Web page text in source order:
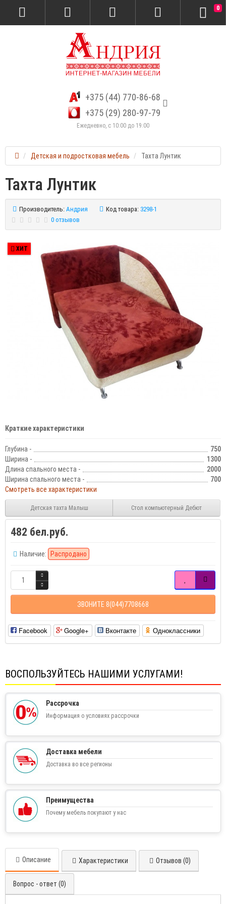
+375 (44) 770-86-68
+375 (29) 280-97-79
Ежедневно, с 10:00 до 19:00
0
Детская и подростковая мебель Тахта Лунтик
Тахта Лунтик
Производитель: Андрия Код товара: 3298-1
0 отзывов
ХИТ
Краткие характеристики
Глубина -
750
Ширина -
1300
Длина спального места -
2000
Ширина спального места -
700
Смотреть все характеристики
Детская тахта Малыш Стол компьютерный Дебют
482 бел.руб.
Наличие: Распродано
ЗВОНИТЕ 8(044)7708668
Facebook Google+ Вконтакте Одноклассники
ВОСПОЛЬЗУЙТЕСЬ НАШИМИ УСЛУГАМИ!
Рассрочка
Информация о условиях рассрочки
Доставка мебели
Доставка во все регионы
Преимущества
Почему мебель покупают у нас
Описание Характеристики Отзывов (0)
Вопрос - ответ (0)